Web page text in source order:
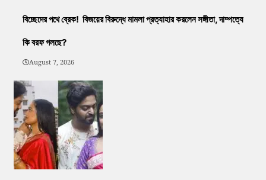
বিচ্ছেদের পথে ব্রেক! বিজয়ের বিরুদ্ধে মামলা প্রত্যাহার করলেন সঙ্গীতা, দাম্পত্যে
কি বরফ গলছে?
August 7, 2026